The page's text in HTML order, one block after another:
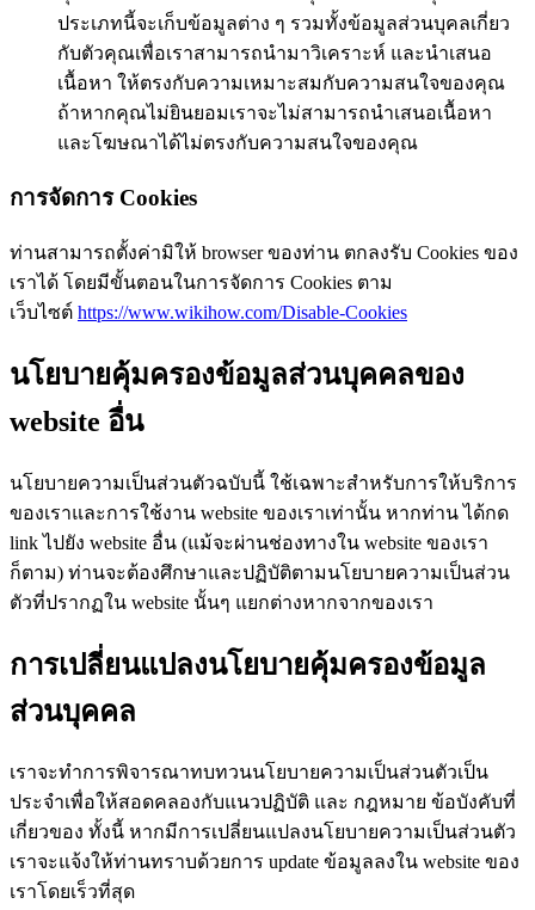
ประเภทนี้จะเก็บข้อมูลต่าง ๆ รวมทั้งข้อมูลส่วนบุคลเกี่ยว
กับตัวคุณเพื่อเราสามารถนำมาวิเคราะห์ และนำเสนอ
เนื้อหา ให้ตรงกับความเหมาะสมกับความสนใจของคุณ
ถ้าหากคุณไม่ยินยอมเราจะไม่สามารถนำเสนอเนื้อหา
และโฆษณาได้ไม่ตรงกับความสนใจของคุณ
การจัดการ Cookies
ท่านสามารถตั้งค่ามิให้ browser ของท่าน ตกลงรับ Cookies ของ
เราได้ โดยมีขั้นตอนในการจัดการ Cookies ตาม
เว็บไซต์ https://www.wikihow.com/Disable-Cookies
นโยบายคุ้มครองข้อมูลส่วนบุคคลของ
website อื่น
นโยบายความเป็นส่วนตัวฉบับนี้ ใช้เฉพาะสำหรับการให้บริการ
ของเราและการใช้งาน website ของเราเท่านั้น หากท่าน ได้กด
link ไปยัง website อื่น (แม้จะผ่านช่องทางใน website ของเรา
ก็ตาม) ท่านจะต้องศึกษาและปฏิบัติตามนโยบายความเป็นส่วน
ตัวที่ปรากฏใน website นั้นๆ แยกต่างหากจากของเรา
การเปลี่ยนแปลงนโยบายคุ้มครองข้อมูล
ส่วนบุคคล
เราจะทำการพิจารณาทบทวนนโยบายความเป็นส่วนตัวเป็น
ประจำเพื่อให้สอดคลองกับแนวปฏิบัติ และ กฎหมาย ข้อบังคับที่
เกี่ยวของ ทั้งนี้ หากมีการเปลี่ยนแปลงนโยบายความเป็นส่วนตัว
เราจะแจ้งให้ท่านทราบด้วยการ update ข้อมูลลงใน website ของ
เราโดยเร็วที่สุด